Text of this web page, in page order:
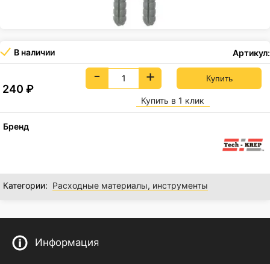
В наличии Артикул:
240₽
- +
Купить в 1 клик
Бренд
Категории: Расходные материалы, инструменты
Информация